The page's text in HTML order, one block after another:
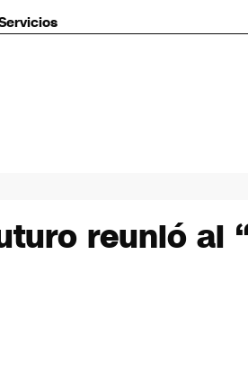
reunió al